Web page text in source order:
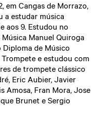
em Cangas de Morrazo,
a estudar música
aos 9. Estudou no
Manuel Quiroga
de Músico
e estudou com
de trompete clássico
Eric Aubier, Javier
Amosa, Fran Mora, Jose
Brunet e Sergio